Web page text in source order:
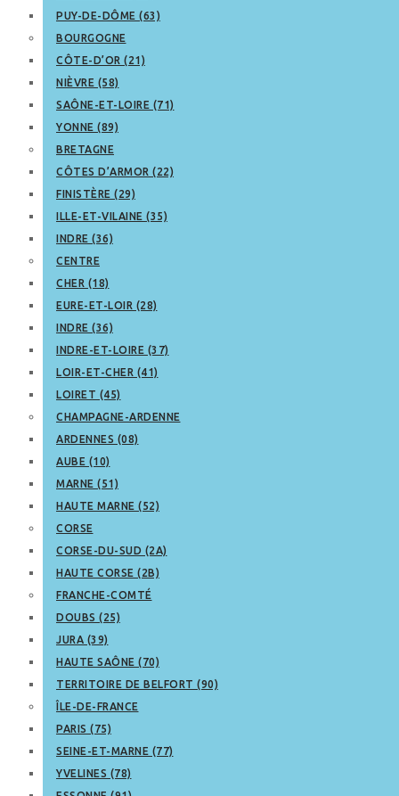
PUY-DE-DÔME (63)
BOURGOGNE
CÔTE-D’OR (21)
NIÈVRE (58)
SAÔNE-ET-LOIRE (71)
YONNE (89)
BRETAGNE
CÔTES D’ARMOR (22)
FINISTÈRE (29)
ILLE-ET-VILAINE (35)
INDRE (36)
CENTRE
CHER (18)
EURE-ET-LOIR (28)
INDRE (36)
INDRE-ET-LOIRE (37)
LOIR-ET-CHER (41)
LOIRET (45)
CHAMPAGNE-ARDENNE
ARDENNES (08)
AUBE (10)
MARNE (51)
HAUTE MARNE (52)
CORSE
CORSE-DU-SUD (2A)
HAUTE CORSE (2B)
FRANCHE-COMTÉ
DOUBS (25)
JURA (39)
HAUTE SAÔNE (70)
TERRITOIRE DE BELFORT (90)
ÎLE-DE-FRANCE
PARIS (75)
SEINE-ET-MARNE (77)
YVELINES (78)